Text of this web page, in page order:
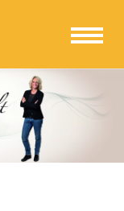
Toggle